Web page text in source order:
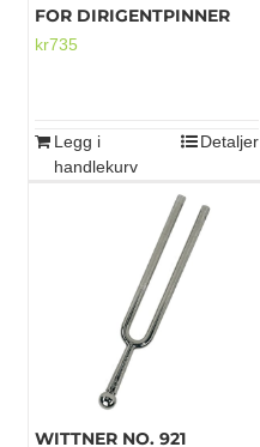
FOR DIRIGENTPINNER
kr735
Legg i
handlekurv
Detaljer
WITTNER NO. 921